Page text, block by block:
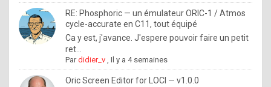
.
I
f
y
o
RE: Phosphoric — un émulateur ORIC-1 / Atmos
cycle-accurate en C11, tout équipé
Ca y est, j'avance. J'espere pouvoir faire un petit
ret...
Pardidier_v ,Il y a 4 semaines
Oric Screen Editor for LOCI — v1.0.0